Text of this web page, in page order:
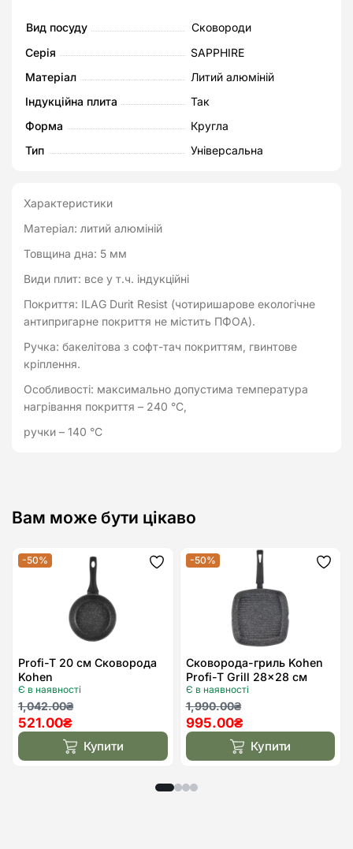
Вид посуду
Сковороди
Серія
SAPPHIRE
Матеріал
Литий алюміній
Індукційна плита
Так
Форма
Кругла
Тип
Універсальна
Характеристики
Матеріал: литий алюміній
Товщина дна: 5 мм
Види плит: все у т.ч. індукційні
Покриття: ILAG Durit Resist (чотиришарове екологічне
антипригарне покриття не містить ПФОА).
Ручка: бакелітова з софт-тач покриттям, гвинтове
кріплення.
Особливості: максимально допустима температура
нагрівання покриття – 240 °C,
ручки – 140 °C
Вам може бути цікаво
-50% Додати
Profi-T 20 см Сковорода
Kohen
Є в наявності
1,042.00₴
Оригінальна
ціна:
1,042.00₴.
521.00₴
Поточна
ціна:
521.00₴. Купити
-50%
Сковорода-гриль Kohen
Profi-T Grill 28×28 см
Є в наявності
1,990.00₴
Оригінальна
ціна:
1,990.00₴.
995.00₴
Поточна
ціна:
995.00₴.Купити